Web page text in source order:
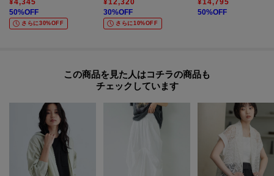
50%OFF
さらに30%OFF
30%OFF
さらに10%OFF
50%OFF
この商品を見た人はコチラの商品も
チェックしています